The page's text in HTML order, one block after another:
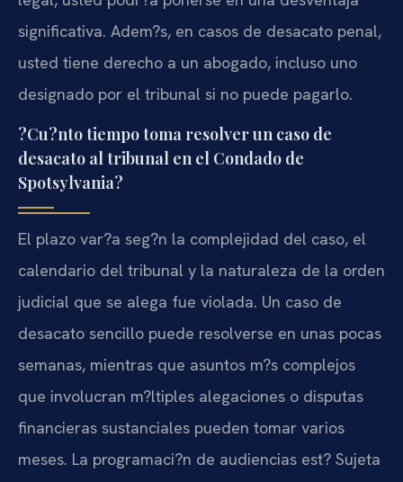
significativa. Adem?s, en casos de desacato penal,
usted tiene derecho a un abogado, incluso uno
designado por el tribunal si no puede pagarlo.
?Cu?nto tiempo toma resolver un caso de
desacato al tribunal en el Condado de
Spotsylvania?
El plazo var?a seg?n la complejidad del caso, el
calendario del tribunal y la naturaleza de la orden
judicial que se alega fue violada. Un caso de
desacato sencillo puede resolverse en unas pocas
semanas, mientras que asuntos m?s complejos
que involucran m?ltiples alegaciones o disputas
financieras sustanciales pueden tomar varios
meses. La programaci?n de audiencias est? Sujeta